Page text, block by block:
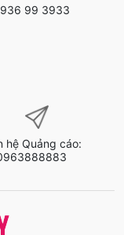
99 3933
hệ Quảng cáo: